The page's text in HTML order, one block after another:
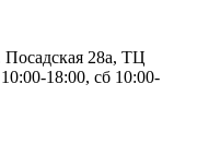
Посадская 28а, ТЦ
18:00, сб 10:00-